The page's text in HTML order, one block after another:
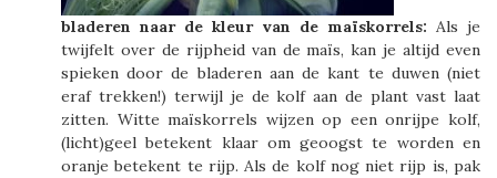
bladeren naar de kleur van de maïskorrels: Als je
twijfelt over de rijpheid van de maïs, kan je altijd even
spieken door de bladeren aan de kant te duwen (niet
eraf trekken!) terwijl je de kolf aan de plant vast laat
zitten. Witte maïskorrels wijzen op een onrijpe kolf,
(licht)geel betekent klaar om geoogst te worden en
oranje betekent te rijp. Als de kolf nog niet rijp is, pak